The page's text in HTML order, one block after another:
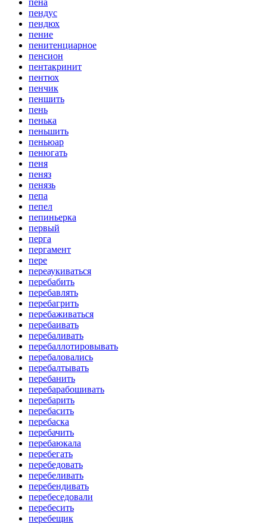
пендус
пендюх
пение
пенитенциарное
пенсион
пентакринит
пентюх
пенчик
пеншить
пень
пенька
пеньшить
пеньюар
пенюгать
пеня
пеняз
пенязь
пепа
пепел
пепиньерка
первый
перга
пергамент
пере
переаукиваться
перебабить
перебавлять
перебагрить
перебаживаться
перебаивать
перебаливать
перебаллотировывать
перебаловались
перебалтывать
перебанить
перебарабошивать
перебарить
перебасить
перебаска
перебачить
перебаюкала
перебегать
перебедовать
перебеливать
перебендивать
перебеседовали
перебесить
перебещик